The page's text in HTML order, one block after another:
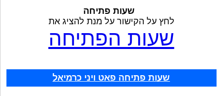
שעות פתיחה
לחץ על הקישור על מנת להציג את
שעות הפתיחה
שעות פתיחה פאט ויני כרמיאל